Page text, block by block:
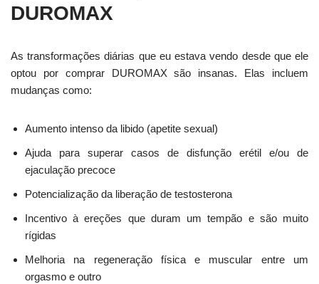
DUROMAX
As transformações diárias que eu estava vendo desde que ele
optou por comprar DUROMAX são insanas. Elas incluem
mudanças como:
Aumento intenso da libido (apetite sexual)
Ajuda para superar casos de disfunção erétil e/ou de
ejaculação precoce
Potencialização da liberação de testosterona
Incentivo à ereções que duram um tempão e são muito
rígidas
Melhoria na regeneração física e muscular entre um
orgasmo e outro